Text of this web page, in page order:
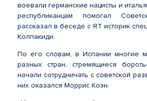
воевали германские нацисты и
республиканцам помогал
рассказал в беседе с RT историк
Колпакиди.
По его словам, в Испании многие
разных стран, стремящиеся
начали сотрудничать с советской
них оказался Моррис Коэн.